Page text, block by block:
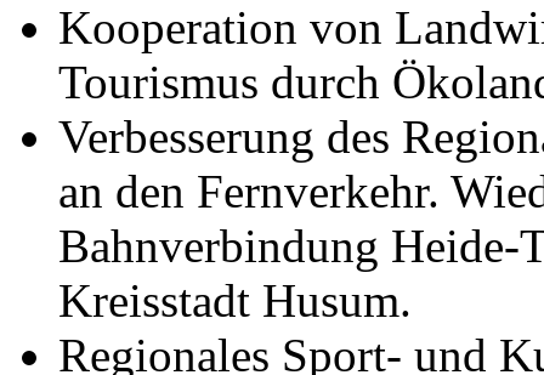
Kooperation von
Tourismus durch
Verbesserung des
an den Fernverkehr.
Bahnverbindung
Kreisstadt Husum.
Regionales Sport- und